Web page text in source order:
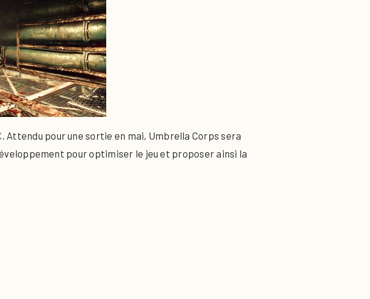
pour une sortie en mai, Umbrella Corps sera
pour optimiser le jeu et proposer ainsi la